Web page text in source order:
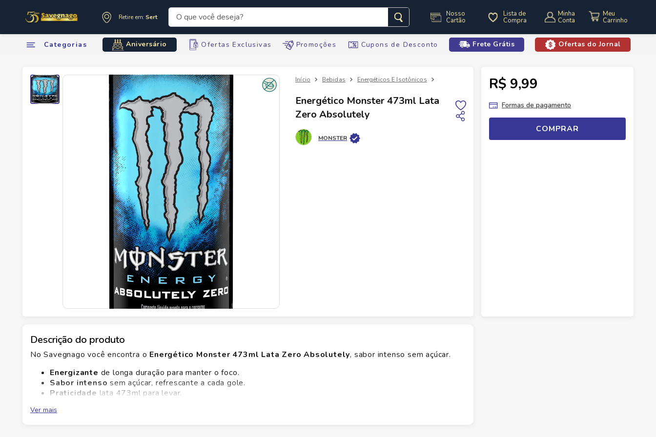
Retire em: Sertãozinho
O que você deseja? Nosso
Cartão
Lista de
Compra
Minha
Conta
Categorias Aniversário Ofertas Exclusivas Promoções Cupons de Desconto Frete Grátis Ofertas do Jornal
Bebidas Energéticos E Isotônicos Energético Monster 473ml Lata Zero Absolutely
Energético Monster 473ml Lata
Zero Absolutely
MONSTER
Descrição do produto
No Savegnago você encontra o Energético Monster 473ml Lata Zero Absolutely, sabor intenso sem açúcar.
Energizante de longa duração para manter o foco.
Sabor intenso sem açúcar, refrescante a cada gole.
Praticidade lata 473ml para levar.
Ver mais
R$ 9,99
Formas de pagamento
COMPRAR
Termos mais buscados
leite
3º
cerveja
carne
º
arroz
6
sabonete
7º
oleo
8
leite integral
9º
aniversario
10
chocolate